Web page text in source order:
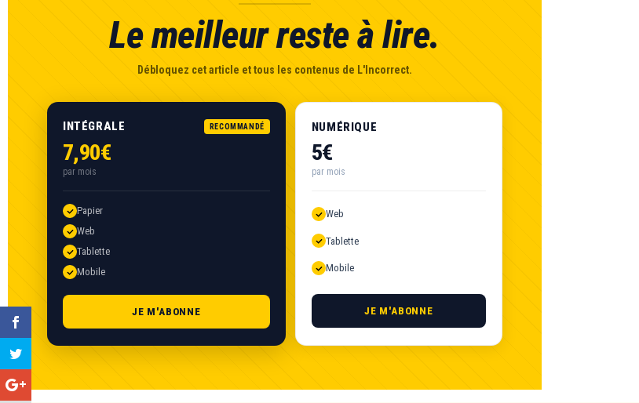
Le meilleur reste à lire.
Débloquez cet article et tous les contenus de L'Incorrect.
INTÉGRALE RECOMMANDÉ
7,90€
par mois
Papier
Web
Tablette
Mobile
JE M'ABONNE
NUMÉRIQUE
5€
par mois
Web
Tablette
Mobile
JE M'ABONNE